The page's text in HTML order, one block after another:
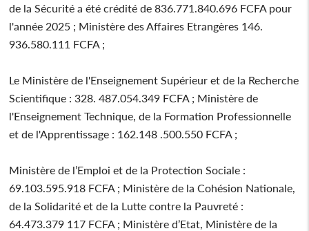
de la Sécurité a été crédité de 836.771.840.696 FCFA pour
l'année 2025 ; Ministère des Affaires Etrangères 146.
936.580.111 FCFA ;
Le Ministère de l'Enseignement Supérieur et de la Recherche
Scientifique : 328. 487.054.349 FCFA ; Ministère de
l'Enseignement Technique, de la Formation Professionnelle
et de l'Apprentissage : 162.148 .500.550 FCFA ;
Ministère de l’Emploi et de la Protection Sociale :
69.103.595.918 FCFA ; Ministère de la Cohésion Nationale,
de la Solidarité et de la Lutte contre la Pauvreté :
64.473.379 117 FCFA ; Ministère d’Etat, Ministère de la